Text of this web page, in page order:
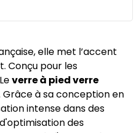
elle met l’accent
Conçu pour les
verre à pied verre
à sa conception en
intense dans des
des